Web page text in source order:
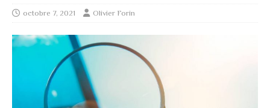
octobre 7, 2021 Olivier Forin